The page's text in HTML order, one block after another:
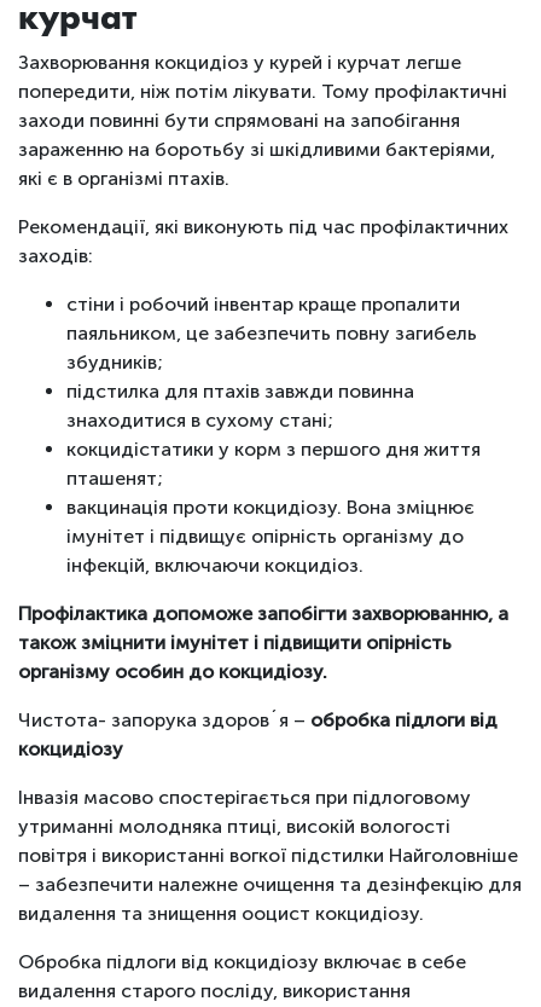
курчат
Захворювання кокцидіоз у курей і курчат легше
попередити, ніж потім лікувати. Тому профілактичні
заходи повинні бути спрямовані на запобігання
зараженню на боротьбу зі шкідливими бактеріями,
які є в організмі птахів.
Рекомендації, які виконують під час профілактичних
заходів:
стіни і робочий інвентар краще пропалити
паяльником, це забезпечить повну загибель
збудників;
підстилка для птахів завжди повинна
знаходитися в сухому стані;
кокцидістатики у корм з першого дня життя
пташенят;
вакцинація проти кокцидіозу. Вона зміцнює
імунітет і підвищує опірність організму до
інфекцій, включаючи кокцидіоз.
Профілактика допоможе запобігти захворюванню, а
також зміцнити імунітет і підвищити опірність
організму особин до кокцидіозу.
Чистота- запорука здоров´я – обробка підлоги від
кокцидіозу
Інвазія масово спостерігається при підлоговому
утриманні молодняка птиці, високій вологості
повітря і використанні вогкої підстилки Найголовніше
– забезпечити належне очищення та дезінфекцію для
видалення та знищення ооцист кокцидіозу.
Обробка підлоги від кокцидіозу включає в себе
видалення старого посліду, використання